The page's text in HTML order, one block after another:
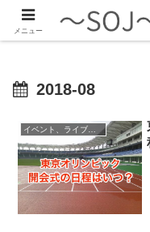
最新のトレンド情
2018-08
イベント、ライブ最新情報
メニュー